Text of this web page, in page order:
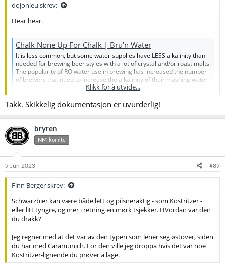
dojonieu skrev:
Hear hear.
Chalk None Up For Chalk | Bru'n Water
It is less common, but some water supplies have LESS alkalinity than
needed for brewing beer styles with a lot of crystal and/or roast malts.
The popularity of RO water use in brewing has increased the number
of brewers that need to increase the alkalinity of their mashing water
Klikk for å utvide...
Takk. Skikkelig dokumentasjon er uvurderlig!
bryren
NM-komite
9 Jun 2023 #89
Finn Berger skrev:
Schwarzbier kan være både lett og pilsneraktig - som Köstritzer -
eller litt tyngre, og mer i retning en mørk tsjekker. HVordan var den
du drakk?
Jeg regner med at det var av den typen som lener seg østover, siden
du har med Caramunich. For den ville jeg droppa hvis det var noe
Köstritzer-lignende du prøver å lage.